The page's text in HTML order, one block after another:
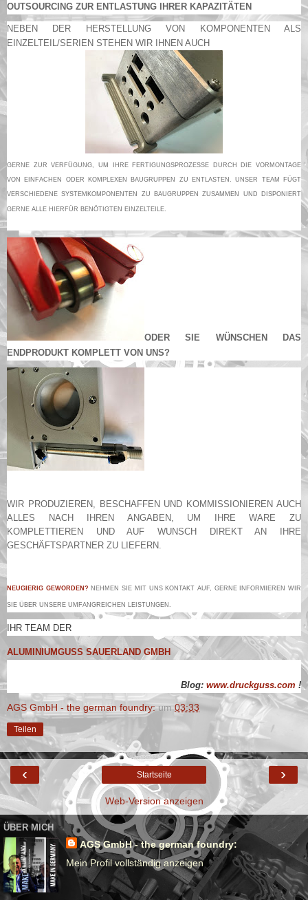
OUTSOURCING ZUR ENTLASTUNG IHRER KAPAZITÄTEN
NEBEN DER HERSTELLUNG VON KOMPONENTEN ALS
EINZELTEIL/SERIEN STEHEN WIR IHNEN AUCH
GERNE ZUR VERFÜGUNG, UM IHRE FERTIGUNGSPROZESSE DURCH DIE VORMONTAGE
VON EINFACHEN ODER KOMPLEXEN BAUGRUPPEN ZU ENTLASTEN. UNSER TEAM FÜGT
VERSCHIEDENE SYSTEMKOMPONENTEN ZU BAUGRUPPEN ZUSAMMEN UND DISPONIERT
GERNE ALLE HIERFÜR BENÖTIGTEN EINZELTEILE.
ODER SIE WÜNSCHEN DAS
ENDPRODUKT KOMPLETT VON UNS?
WIR PRODUZIEREN, BESCHAFFEN UND KOMMISSIONIEREN AUCH
ALLES NACH IHREN ANGABEN, UM IHRE WARE ZU
KOMPLETTIEREN UND AUF WUNSCH DIREKT AN IHRE
GESCHÄFTSPARTNER ZU LIEFERN.
NEUGIERIG GEWORDEN? NEHMEN SIE MIT UNS KONTAKT AUF, GERNE INFORMIEREN WIR
SIE ÜBER UNSERE UMFANGREICHEN LEISTUNGEN.
IHR TEAM DER
ALUMINIUMGUSS SAUERLAND GMBH
Blog: www.druckguss.com !
AGS GmbH - the german foundry: um03:33
Teilen
‹ ›
Startseite
Web-Version anzeigen
ÜBER MICH
AGS GmbH - the german foundry:
Mein Profil vollständig anzeigen